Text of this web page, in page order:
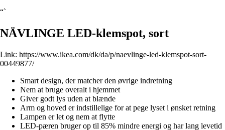
“`
NÄVLINGE LED-klemspot, sort
Link: https://www.ikea.com/dk/da/p/naevlinge-led-klemspot-sort-
00449877/
Smart design, der matcher den øvrige indretning
Nem at bruge overalt i hjemmet
Giver godt lys uden at blænde
Arm og hoved er indstillelige for at pege lyset i ønsket retning
Lampen er let og nem at flytte
LED-pæren bruger op til 85% mindre energi og har lang levetid